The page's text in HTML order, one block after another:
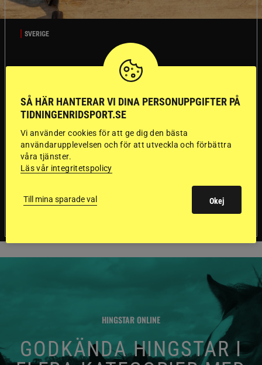
SVERIGE
ridhjälmarna blev
sämst i test
Stort test av ridhjälmar
Folksam har testat 15 ridhjälmar i olika
mellan de olika hjälmarna – och dyrast är inte
HINGSTAR ONLINE
GODKÄNDA HINGSTAR I
SÅ HÄR HANTERAR VI DINA PERSONUPPGIFTER PÅ
TIDNINGENRIDSPORT.SE
Vi använder cookies för att ge dig den bästa
användarupplevelsen och för att utveckla och förbättra
våra tjänster.
Läs vår integritetspolicy
Till mina sparade val Okej